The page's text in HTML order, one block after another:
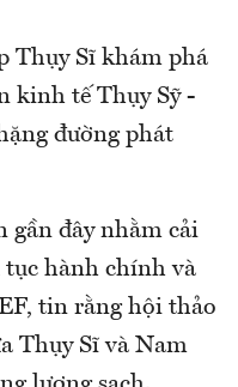
Thụy Sĩ khám phá
kinh tế Thụy Sỹ -
đường phát
đây nhằm cải
hành chính và
tin rằng hội thảo
Thụy Sĩ và Nam